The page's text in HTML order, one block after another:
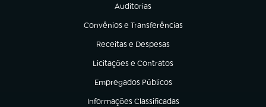
Auditorias
(abre em nova aba)
Convênios e Transferências
(abre em nova aba)
Receitas e Despesas
(abre em nova aba)
Licitações e Contratos
(abre em nova aba)
Empregados Públicos
(abre em nova aba)
Informações Classificadas